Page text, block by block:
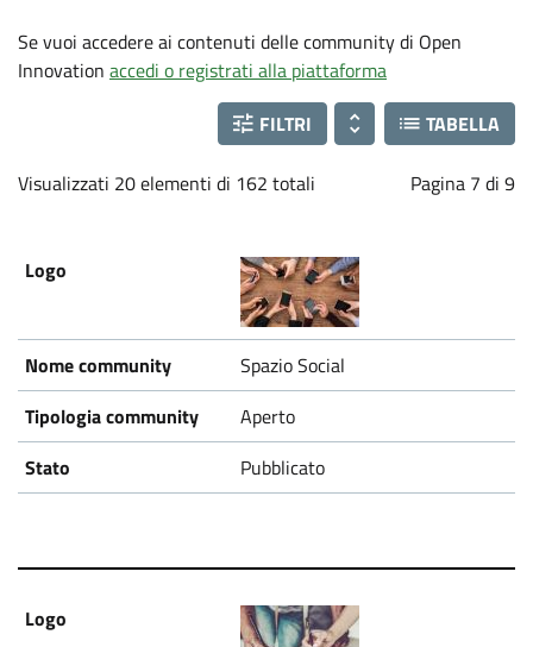
Se vuoi accedere ai contenuti delle community di Open
Innovation accedi o registrati alla piattaforma
FILTRI
TABELLA
Visualizzati 20 elementi di 162 totali Pagina 7 di 9
Spazio Social
Aperto
Pubblicato